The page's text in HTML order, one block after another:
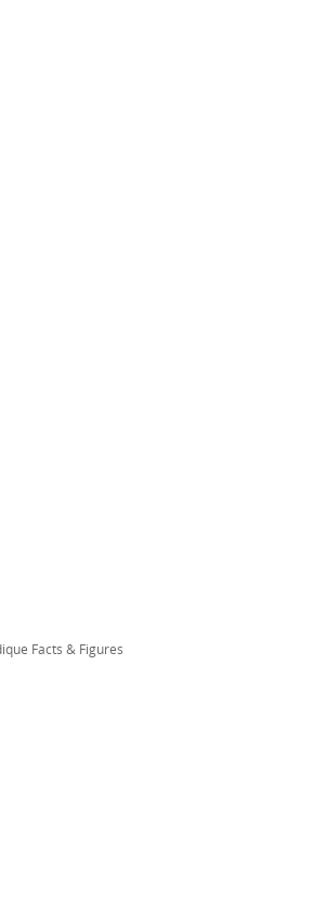
Facts & Figures